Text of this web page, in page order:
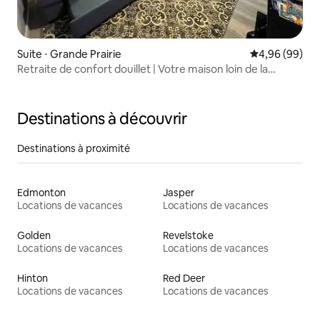
Suite ⋅ Grande Prairie Évaluation
4,96 (99)
Retraite de confort douillet | Votre maison loin de la
Destinations à découvrir
Destinations à proximité
Edmonton
Locations de vacances
Jasper
Locations de vacances
Golden
Locations de vacances
Revelstoke
Locations de vacances
Hinton
Locations de vacances
Red Deer
Locations de vacances